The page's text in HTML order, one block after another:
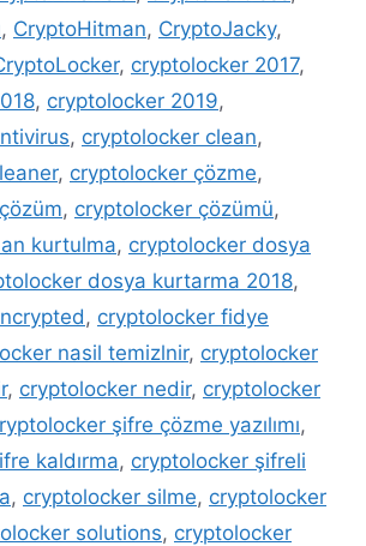
, CryptoHitman, CryptoJacky,
, cryptolocker 2017,
, cryptolocker 2019,
, cryptolocker clean,
, cryptolocker çözme,
, cryptolocker çözümü,
kurtulma, cryptolocker dosya
dosya kurtarma 2018,
, cryptolocker fidye
nasil temizlnir, cryptolocker
, cryptolocker nedir, cryptolocker
şifre çözme yazılımı,
kaldırma, cryptolocker şifreli
, cryptolocker silme, cryptolocker
solutions, cryptolocker